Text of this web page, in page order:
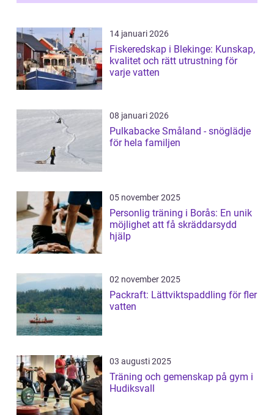
14 januari 2026
Fiskeredskap i Blekinge: Kunskap,
kvalitet och rätt utrustning för
varje vatten
08 januari 2026
Pulkabacke Småland - snöglädje
för hela familjen
05 november 2025
Personlig träning i Borås: En unik
möjlighet att få skräddarsydd
hjälp
02 november 2025
Packraft: Lättviktspaddling för fler
vatten
03 augusti 2025
Träning och gemenskap på gym i
Hudiksvall